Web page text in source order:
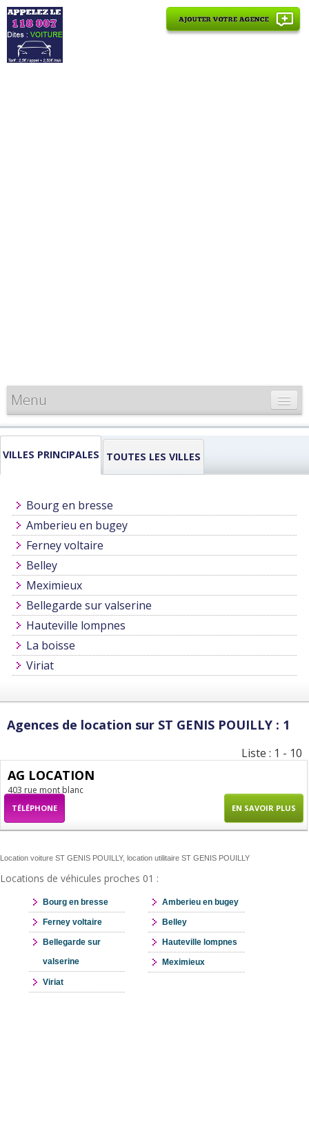
Menu
CARTE DE FRANCE
INFORMATIONS
VILLES PRINCIPALES TOUTES LES VILLES
Bourg en bresse
Amberieu en bugey
Ferney voltaire
Belley
Meximieux
Bellegarde sur valserine
Hauteville lompnes
La boisse
Viriat
Agences de location sur ST GENIS POUILLY : 1
Liste : 1 - 10
AG LOCATION
403 rue mont blanc
TÉLÉPHONE EN SAVOIR PLUS
Location voiture ST GENIS POUILLY, location utilitaire ST GENIS POUILLY
Locations de véhicules proches 01 :
Bourg en bresse Amberieu en bugey
Ferney voltaire Belley
Bellegarde sur
valserine
Hauteville lompnes
Meximieux
Viriat